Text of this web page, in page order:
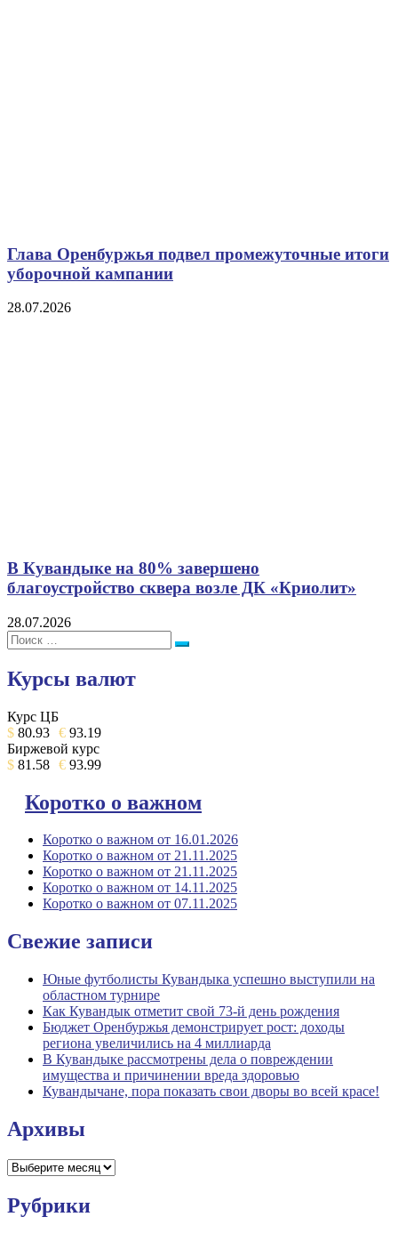
Глава Оренбуржья подвел промежуточные итоги
уборочной кампании
28.07.2026
В Кувандыке на 80% завершено
благоустройство сквера возле ДК «Криолит»
28.07.2026
Поиск:
Поиск
Курсы валют
Курс ЦБ
$ 80.93 € 93.19
Биржевой курс
$ 81.58 € 93.99
Коротко о важном
Коротко о важном от 16.01.2026
Коротко о важном от 21.11.2025
Коротко о важном от 21.11.2025
Коротко о важном от 14.11.2025
Коротко о важном от 07.11.2025
Свежие записи
Юные футболисты Кувандыка успешно выступили на
областном турнире
Как Кувандык отметит свой 73-й день рождения
Бюджет Оренбуржья демонстрирует рост: доходы
региона увеличились на 4 миллиарда
В Кувандыке рассмотрены дела о повреждении
имущества и причинении вреда здоровью
Кувандычане, пора показать свои дворы во всей красе!
Архивы
Архивы
Рубрики